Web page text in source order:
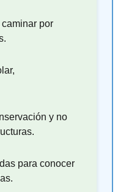
por
y no
para conocer